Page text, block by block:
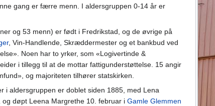
gang er færre menn. I aldersgruppen 0-14 år er
og 53 menn) er født i Fredrikstad, og de øvrige på
, Vin-Handlende, Skræddermester og et bankbud ved
Noen har to yrker, som «Logivertinde &
i tillegg til at de mottar fattigunderstøttelse. 15 angir
og majoriteten tilhører statskirken.
i aldersgruppen er doblet siden 1885, med Lena
døpt Leena Margrethe 10. februar i Gamle Glemmen